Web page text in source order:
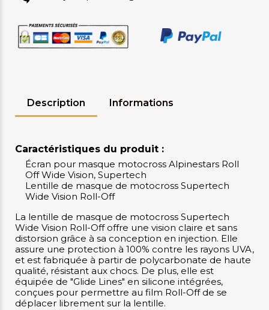
Description Informations
Caractéristiques du produit :
Écran pour masque motocross Alpinestars Roll
Off Wide Vision, Supertech
Lentille de masque de motocross Supertech
Wide Vision Roll-Off
La lentille de masque de motocross Supertech
Wide Vision Roll-Off offre une vision claire et sans
distorsion grâce à sa conception en injection. Elle
assure une protection à 100% contre les rayons UVA,
et est fabriquée à partir de polycarbonate de haute
qualité, résistant aux chocs. De plus, elle est
équipée de "Glide Lines" en silicone intégrées,
conçues pour permettre au film Roll-Off de se
déplacer librement sur la lentille.